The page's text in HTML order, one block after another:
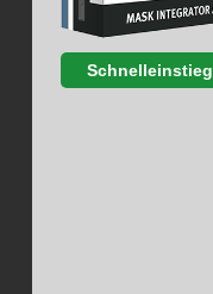
Schnelleinstieg